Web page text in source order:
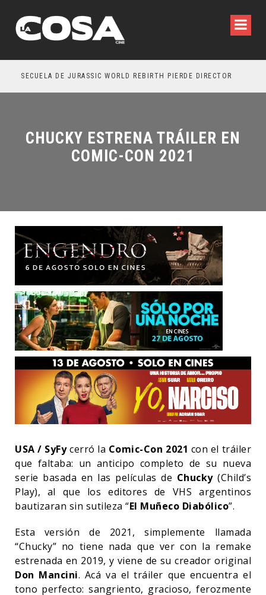
SECUELA DE JURASSIC WORLD REBIRTH PIERDE DIRECTOR
CHUCKY ESTRENA TRÁILER EN
COMIC-CON 2021
USA / SyFycerró la Comic-Con 2021 con el tráiler
que faltaba: un anticipo completo de su nueva
serie basada en las películas de Chucky (Child’s
Play), al que los editores de VHS argentinos
bautizaran sin sutileza “El Muñeco Diabólico”.
Esta versión de 2021, simplemente llamada
“Chucky” no tiene nada que ver con la remake
estrenada en 2019, y viene de su creador original
Don Mancini. Acá va el tráiler que encuentra el
tono perfecto: sangriento, gracioso, ferozmente